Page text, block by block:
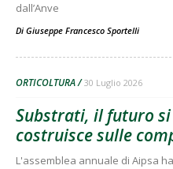
dall’Anve
Di Giuseppe Francesco Sportelli
ORTICOLTURA 30 Luglio 2026
Substrati, il futuro si
costruisce sulle
L'assemblea annuale di Aipsa